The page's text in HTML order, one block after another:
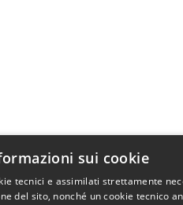
sui cookie
tecnici e assimilati strettamente
del sito, nonché un cookie tecnico